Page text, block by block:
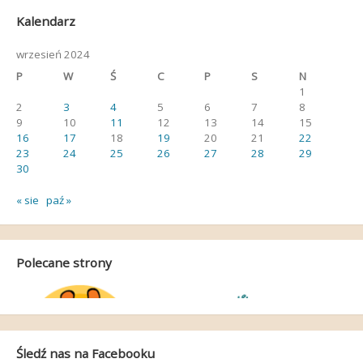
Kalendarz
wrzesień 2024
P
W Ś C P S
N
1
2
3 4 5 6 7
8
9
10 11 12 13 14
15
16
17 18 19 20 21
22
23
24 25 26 27 28
29
30
« sie paź »
Polecane strony
Śledź nas na Facebooku